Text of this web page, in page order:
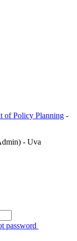
of Policy Planning -
- Uva
password